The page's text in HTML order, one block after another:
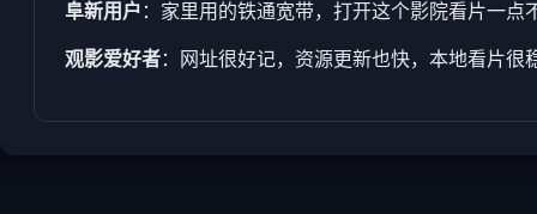
阜新用户 ：家里用的铁通宽带，打开这个影院看片一点
观影爱好者：网址很好记，资源更新也快，本地看片很